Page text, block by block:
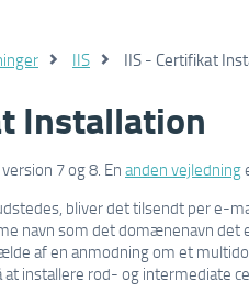
IIS IIS - Certifikat
Installation
7 og 8. Enanden vejledning
bliver det tilsendt per e-
navn som det domænenavn det
af en anmodning om et
installere rod- og intermediate